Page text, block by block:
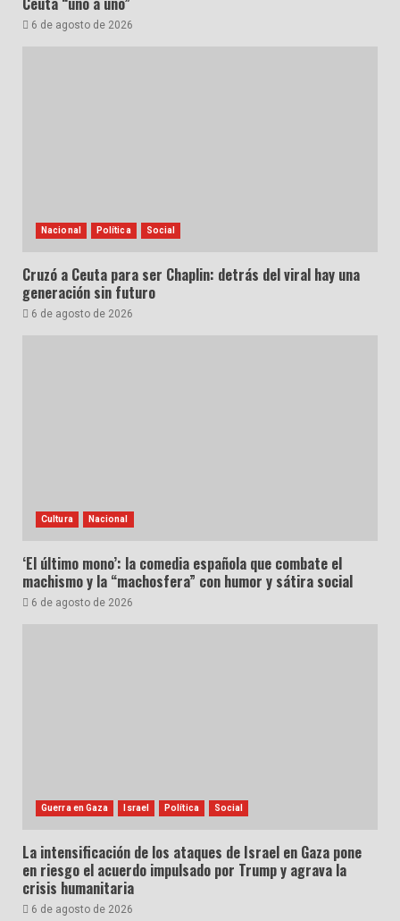
6 de agosto de 2026
Nacional Política Social
Cruzó a Ceuta para ser Chaplin: detrás del viral hay una
generación sin futuro
6 de agosto de 2026
Cultura Nacional
‘El último mono’: la comedia española que combate el
machismo y la “machosfera” con humor y sátira social
6 de agosto de 2026
Guerra en Gaza Israel Política Social
La intensificación de los ataques de Israel en Gaza pone
en riesgo el acuerdo impulsado por Trump y agrava la
crisis humanitaria
6 de agosto de 2026